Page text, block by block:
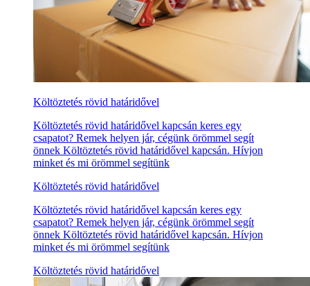
Költöztetés rövid határidővel
Költöztetés rövid határidővel kapcsán keres egy
csapatot? Remek helyen jár, cégünk örömmel segít
önnek Költöztetés rövid határidővel kapcsán. Hívjon
minket és mi örömmel segítünk
Költöztetés rövid határidővel
Költöztetés rövid határidővel kapcsán keres egy
csapatot? Remek helyen jár, cégünk örömmel segít
önnek Költöztetés rövid határidővel kapcsán. Hívjon
minket és mi örömmel segítünk
Költöztetés rövid határidővel